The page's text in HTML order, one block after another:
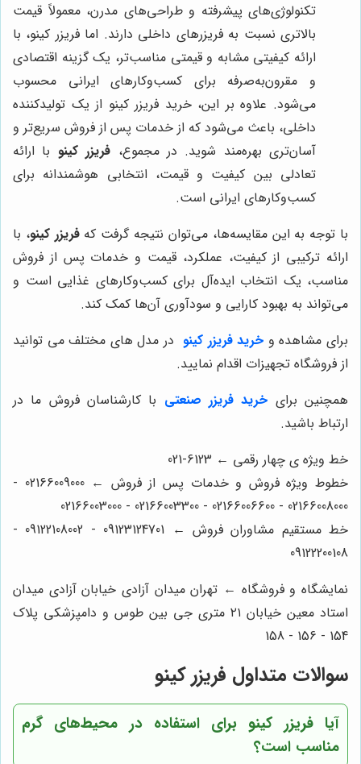
تکنولوژی‌های پیشرفته و طراحی‌های مدرن، معمولاً قیمت
بالاتری نسبت به فریزرهای داخلی دارند. اما فریزر کینو، با
ارائه کیفیتی مشابه و قیمتی مناسب‌تر، یک گزینه اقتصادی
و مقرون‌به‌صرفه برای کسب‌وکارهای ایرانی محسوب
می‌شود. علاوه بر این، خرید فریزر کینو از یک تولیدکننده
داخلی، باعث می‌شود که از خدمات پس از فروش سریع‌تر و
آسان‌تری بهره‌مند شوید. در مجموع، فریزر کینو با ارائه
تعادلی بین کیفیت و قیمت، انتخابی هوشمندانه برای
کسب‌وکارهای ایرانی است.
با توجه به این مقایسه‌ها، می‌توان نتیجه گرفت کهفریزر کینو، با
ارائه ترکیبی از کیفیت، عملکرد، قیمت و خدمات پس از فروش
مناسب، یک انتخاب ایده‌آل برای کسب‌وکارهای غذایی است و
می‌تواند به بهبود کارایی و سودآوری آن‌ها کمک کند.
برای مشاهده و خرید فریزر کینو در مدل های مختلف می توانید
از فروشگاه تجهیزات اقدام نمایید.
همچنین برای خرید فریزر صنعتی با کارشناسان فروش ما در
ارتباط باشید.
خط ویژه ی چهار رقمی ← 6123-021
خطوط ویژه فروش و خدمات پس از فروش ← 02166009000 -
02166008000 - 02166006600 - 02166003300 - 02166003000
خط مستقیم مشاوران فروش ← 09123124701 - 09122108002 -
09122200108
نمایشگاه و فروشگاه ← تهران میدان آزادی خیابان آزادی میدان
استاد معین خیابان ۲۱ متری جی بین طوس و دامپزشکی پلاک
154 - 156 - 158
سوالات متداول فریزر کینو
آیا فریزر کینو برای استفاده در محیط‌های گرم
مناسب است؟